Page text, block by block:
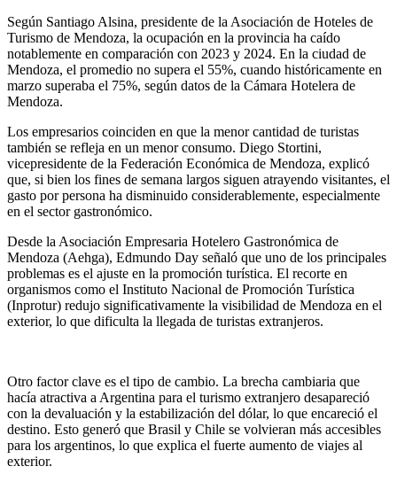
Según Santiago Alsina, presidente de la Asociación de Hoteles de
Turismo de Mendoza, la ocupación en la provincia ha caído
notablemente en comparación con 2023 y 2024. En la ciudad de
Mendoza, el promedio no supera el 55%, cuando históricamente en
marzo superaba el 75%, según datos de la Cámara Hotelera de
Mendoza.
Los empresarios coinciden en que la menor cantidad de turistas
también se refleja en un menor consumo. Diego Stortini,
vicepresidente de la Federación Económica de Mendoza, explicó
que, si bien los fines de semana largos siguen atrayendo visitantes, el
gasto por persona ha disminuido considerablemente, especialmente
en el sector gastronómico.
Desde la Asociación Empresaria Hotelero Gastronómica de
Mendoza (Aehga), Edmundo Day señaló que uno de los principales
problemas es el ajuste en la promoción turística. El recorte en
organismos como el Instituto Nacional de Promoción Turística
(Inprotur) redujo significativamente la visibilidad de Mendoza en el
exterior, lo que dificulta la llegada de turistas extranjeros.
Otro factor clave es el tipo de cambio. La brecha cambiaria que
hacía atractiva a Argentina para el turismo extranjero desapareció
con la devaluación y la estabilización del dólar, lo que encareció el
destino. Esto generó que Brasil y Chile se volvieran más accesibles
para los argentinos, lo que explica el fuerte aumento de viajes al
exterior.